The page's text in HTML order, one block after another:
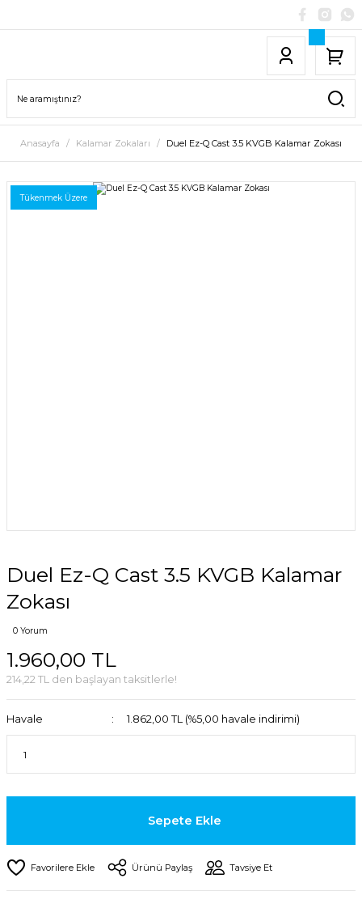
Anasayfa Kalamar Zokaları Duel Ez-Q Cast 3.5 KVGB Kalamar Zokası
Tükenmek Üzere
Duel Ez-Q Cast 3.5 KVGB Kalamar
Zokası
0 Yorum
1.960,00 TL
214,22 TL den başlayan taksitlerle!
Havale 1.862,00 TL (%5,00 havale indirimi)
Sepete Ekle
Ürünü Paylaş Tavsiye Et